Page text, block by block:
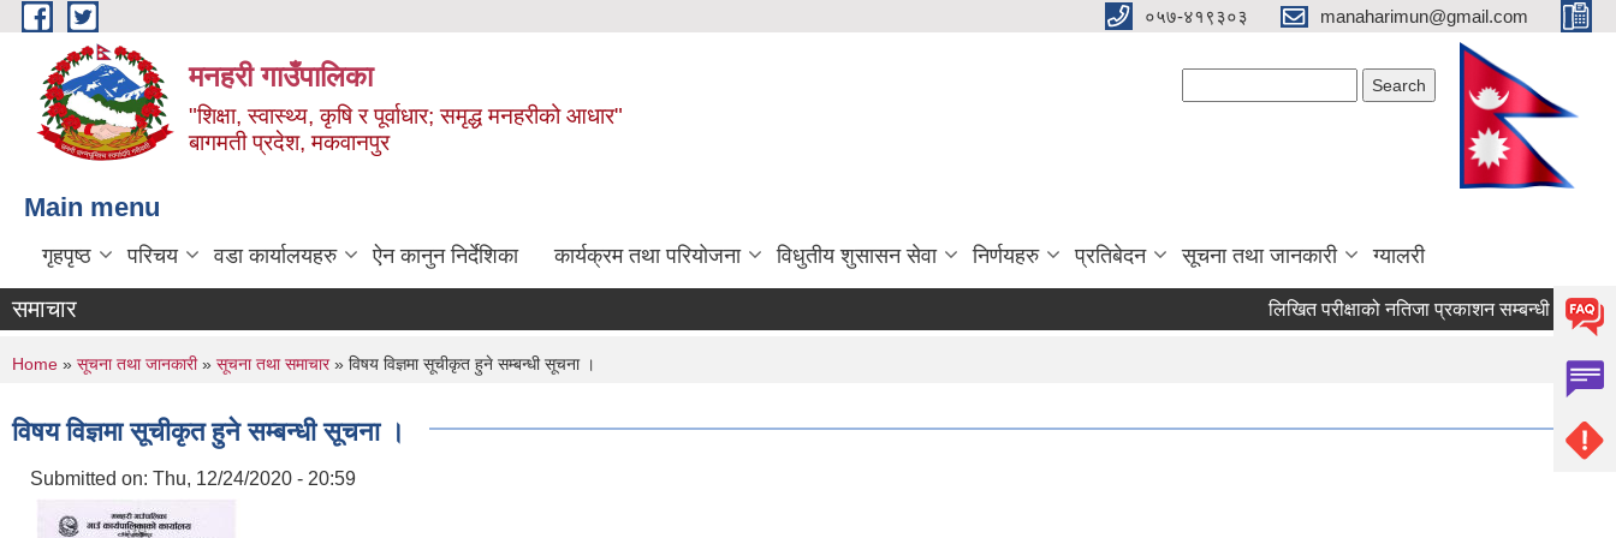
Skip to main content ०५७-४१९३०३ manaharimun@gmail.com
मनहरी गाउँपालिका
"शिक्षा, स्वास्थ्य, कृषि र पूर्वाधार; समृद्ध मनहरीको आधार"
बागमती प्रदेश, मकवानपुर
Main menu
गृहपृष्ठ परिचय वडा कार्यालयहरु ऐन कानुन निर्देशिका कार्यक्रम तथा परियोजना विधुतीय शुसासन सेवा निर्णयहरु प्रतिबेदन सूचना तथा जानकारी ग्यालरी
समाचार लिखित परीक्षाको नतिजा प्रकाशन सम्बन्धी सूचना ।
You are here
Home » सूचना तथा जानकारी» सूचना तथा समाचार» विषय विज्ञमा सूचीकृत हुने सम्बन्धी सूचना ।
विषय विज्ञमा सूचीकृत हुने सम्बन्धी सूचना ।
Submitted on: Thu, 12/24/2020 - 20:59